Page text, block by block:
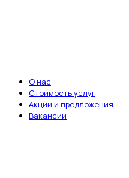
О нас
Стоимость услуг
Акции и предложения
Вакансии